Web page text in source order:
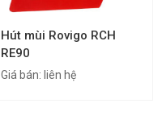
Hút mùi Rovigo RCH
RE90
Giá bán: liên hệ